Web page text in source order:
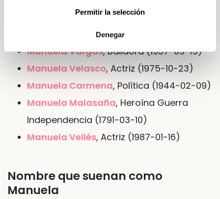
Permitir la selección
Denegar
Personajes famosos del nombre
Manuela Vargas, Bailaora (1937-09-15)
Manuela Velasco, Actriz (1975-10-23)
Manuela Carmena, Política (1944-02-09)
Manuela Malasaña, Heroína Guerra
Independencia (1791-03-10)
Manuela Vellés, Actriz (1987-01-16)
Nombre que suenan como
Manuela